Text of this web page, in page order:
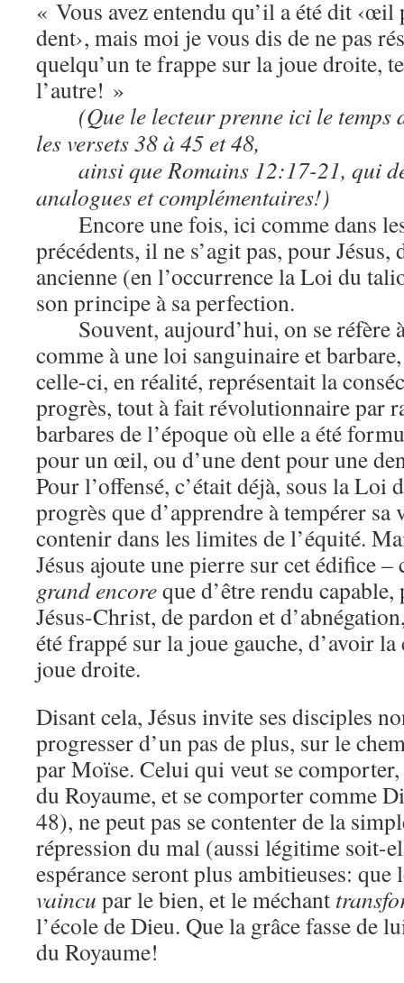
« Vous avez entendu qu’il a été dit
dent›, mais moi je vous dis de ne pas
quelqu’un te frappe sur la joue droite,
l’autre! »
(Que le lecteur prenne ici le
les versets 38 à 45 et 48,
ainsi que Romains 12:17-21, qui
analogues et complémentaires!)
Encore une fois, ici comme dans
précédents, il ne s’agit pas, pour
ancienne (en l’occurrence la Loi du
son principe à sa perfection.
Souvent, aujourd’hui, on se
comme à une loi sanguinaire et
celle-ci, en réalité, représentait la
progrès, tout à fait révolutionnaire par
barbares de l’époque où elle a été
pour un œil, ou d’une dent pour une
Pour l’offensé, c’était déjà, sous la Loi
progrès que d’apprendre à tempérer sa
contenir dans les limites de l’équité.
Jésus ajoute une pierre sur cet édifice
grand encoreque d’être rendu
Jésus-Christ, de pardon et
été frappé sur la joue gauche, d’avoir
joue droite.
Disant cela, Jésus invite ses disciples
progresser d’un pas de plus, sur le
par Moïse. Celui qui veut se
du Royaume, et se comporter comme
48), ne peut pas se contenter de la
répression du mal (aussi légitime soit-
espérance seront plus ambitieuses: que
vaincu par le bien, et le méchant
l’école de Dieu. Que la grâce fasse de
du Royaume!